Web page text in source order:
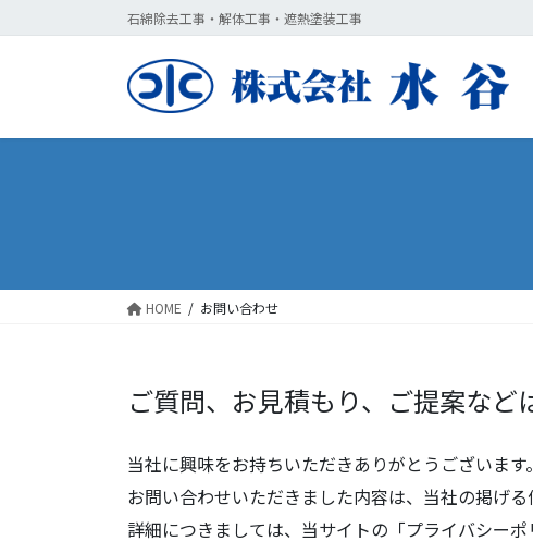
ン
に
ビ
ョ
石綿除去工事・解体工事・遮熱塗装工事
HOME お問い合わせ
ご質問、お見積もり、ご提案など
当社に興味をお持ちいただきありがとうございます。
お問い合わせいただきました内容は、当社の掲げ
詳細につきましては、当サイトの「プライバシーポ